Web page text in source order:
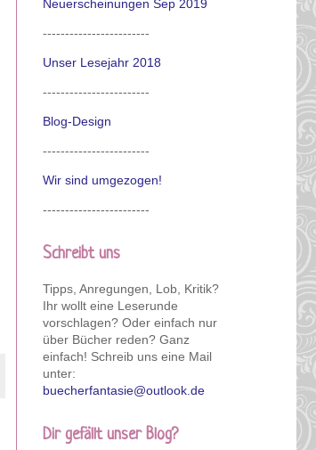
Neuerscheinungen Sep 2019
------------------------
Unser Lesejahr 2018
------------------------
Blog-Design
------------------------
Wir sind umgezogen!
------------------------
Schreibt uns
Tipps, Anregungen, Lob, Kritik?
Ihr wollt eine Leserunde
vorschlagen? Oder einfach nur
über Bücher reden? Ganz
einfach! Schreib uns eine Mail
unter:
buecherfantasie@outlook.de
Dir gefällt unser Blog?